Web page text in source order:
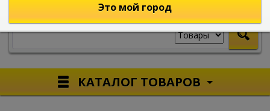
КАТАЛОГ ТОВАРОВ
Это мой город